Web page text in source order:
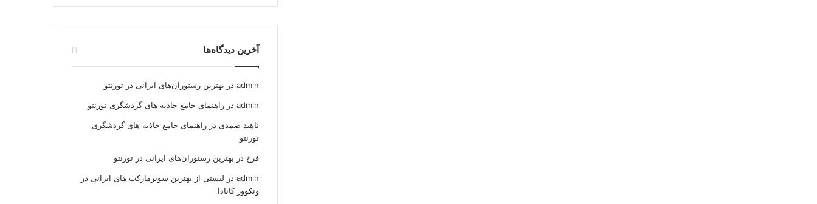
آخرین دیدگاه‌ها
admin در بهترین رستوران‌های ایرانی در تورنتو
admin درراهنمای جامع جاذبه های گردشگری تورنتو
ناهید صمدی درراهنمای جامع جاذبه های گردشگری
تورنتو
فرخ در بهترین رستوران‌های ایرانی در تورنتو
admin در لیستی از بهترین سوپرمارکت های ایرانی در
ونکوور کانادا